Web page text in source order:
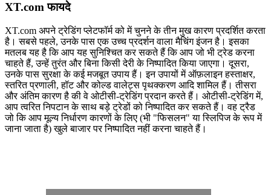
XT.com फायदे
XT.com अपने ट्रेडिंग प्लेटफॉर्म को में चुनने के तीन मुख कारण प्रदर्शित करता
है। सबसे पहले, उनके पास एक उच्च प्रदर्शन वाला मैचिंग इंजन है। इसका
मतलब यह है कि आप यह सुनिश्चित कर सकते हैं कि आप जो भी ट्रेड करना
चाहते हैं, उन्हें तुरंत और बिना किसी देरी के निष्पादित किया जाएगा। दूसरा,
उनके पास सुरक्षा के कई मजबूत उपाय हैं। इन उपायों में ऑफ़लाइन हस्ताक्षर,
स्तरित प्रणाली, हॉट और कोल्ड वालेट्स पृथक्करण आदि शामिल हैं। तीसरा
और अंतिम कारण है की वे ओटीसी-ट्रेडिंग प्रदान करते हैं। ओटीसी-ट्रेडिंग में,
आप त्वरित निपटान के साथ बड़े ट्रेडों को निष्पादित कर सकते हैं। वह ट्रैड
जो कि आप मूल्य निर्धारण कारणों के लिए (भी "फिसलन" या स्लिपिज के रूप में
जाना जाता है) खुले बाजार पर निष्पादित नहीं करना चाहते हैं।